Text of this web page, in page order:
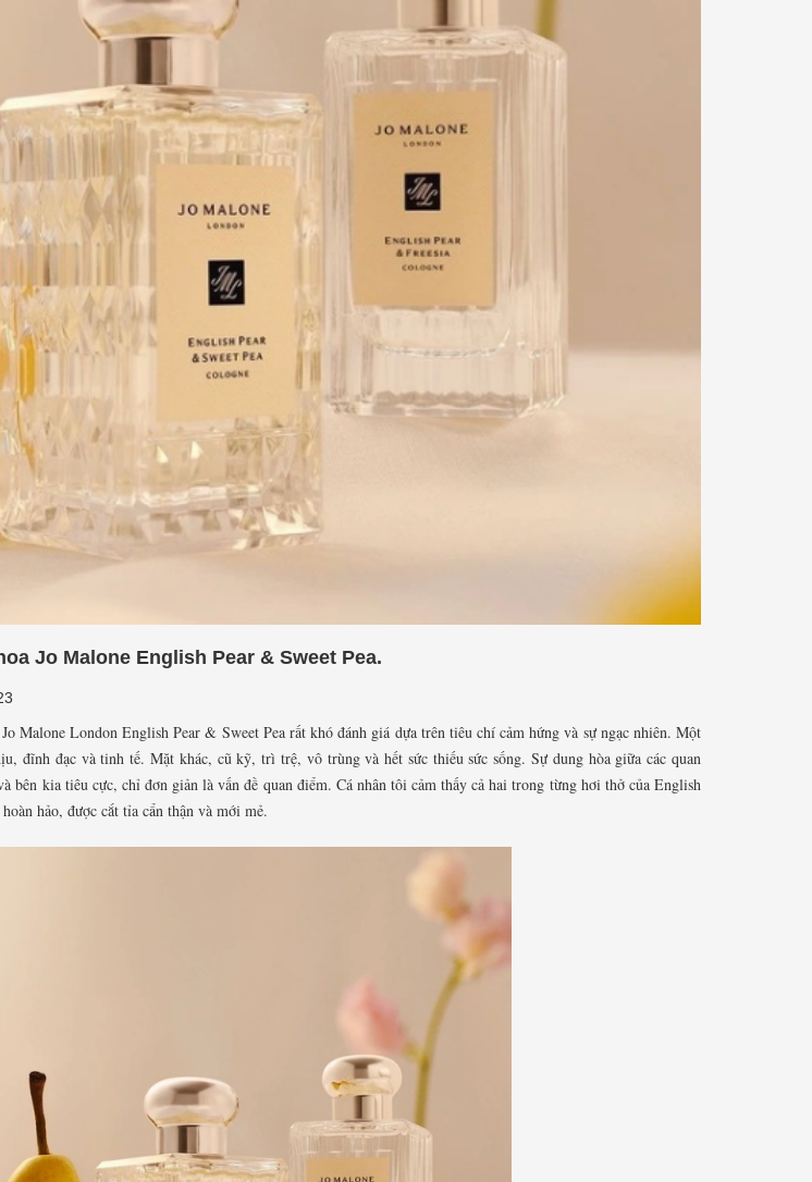
Jo Malone English Pear & Sweet Pea.
MaloneLondon English Pear & Sweet Pea rất khó đánh giá dựa trên tiêu chí cảm hứng và sự ngạc nhiên. Một
đĩnh đạc và tinh tế. Mặt khác, cũ kỹ, trì trệ, vô trùng và hết sức thiếu sức sống. Sự dung hòa giữa các quan
bên kia tiêu cực, chỉ đơn giản là vấn đề quan điểm. Cá nhân tôi cảm thấy cả hai trong từng hơi thở của English
hảo, được cắt tỉa cẩn thận và mới mẻ.